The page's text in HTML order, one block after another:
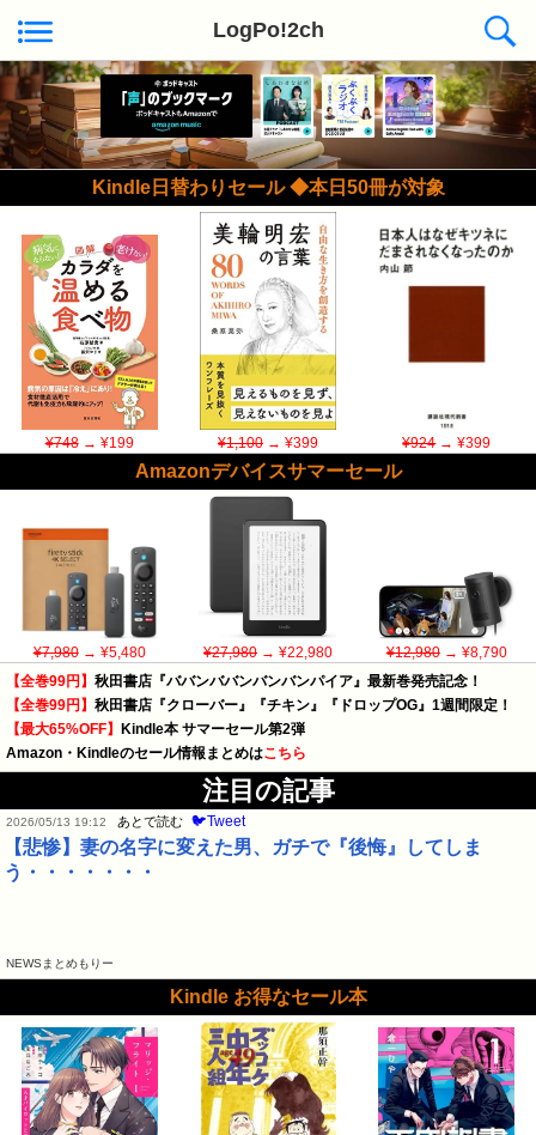
LogPo!2ch
Kindle日替わりセール ◆本日50冊が対象
¥748→ ¥199 ¥1,100→ ¥399 ¥924→ ¥399
Amazonデバイスサマーセール
¥7,980→ ¥5,480 ¥27,980→ ¥22,980 ¥12,980→ ¥8,790
【全巻99円】 秋田書店『ババンババンバンバンパイア』最新巻発売記念！
【全巻99円】 秋田書店『クローバー』『チキン』『ドロップOG』1週間限定！
【最大65%OFF】 Kindle本 サマーセール第2弾
Amazon・Kindleのセール情報まとめはこちら
注目の記事
2026/05/13 19:12 あとで読む 🐦Tweet
【悲惨】妻の名字に変えた男、ガチで『後悔』してしま
う・・・・・・・
NEWSまとめもりー
Kindle お得なセール本